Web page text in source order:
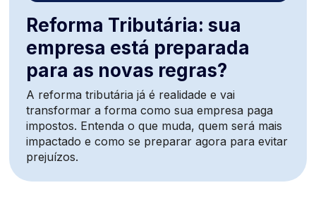
Reforma Tributária: sua
empresa está preparada
para as novas regras?
A reforma tributária já é realidade e vai
transformar a forma como sua empresa paga
impostos. Entenda o que muda, quem será mais
impactado e como se preparar agora para evitar
prejuízos.